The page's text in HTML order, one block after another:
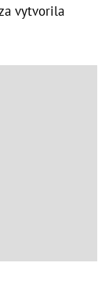
vytvorila